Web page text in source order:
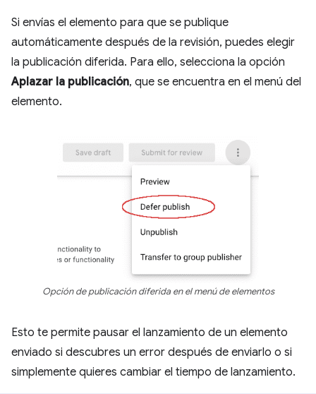
Si envías el elemento para que se publique
automáticamente después de la revisión, puedes elegir
la publicación diferida. Para ello, selecciona la opción
Aplazar la publicación, que se encuentra en el menú del
elemento.
Opción de publicación diferida en el menú de elementos
Esto te permite pausar el lanzamiento de un elemento
enviado si descubres un error después de enviarlo o si
simplemente quieres cambiar el tiempo de lanzamiento.